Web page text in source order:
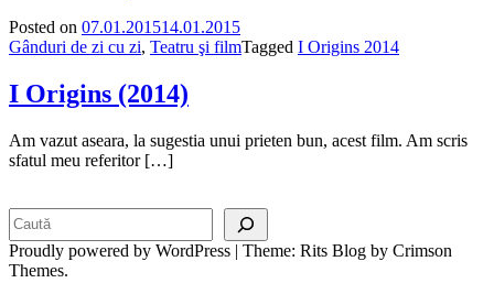
Posted on 07.01.201514.01.2015
Gânduri de zi cu zi, Teatru şi filmTagged I Origins 2014
I Origins (2014)
Am vazut aseara, la sugestia unui prieten bun, acest film. Am scris
sfatul meu referitor […]
Proudly powered by WordPress | Theme: Rits Blog by Crimson
Themes.